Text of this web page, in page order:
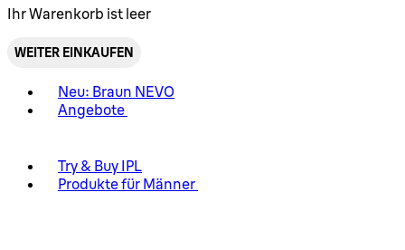
Ihr Warenkorb ist leer
WEITER EINKAUFEN
Neu: Braun NEVO
Angebote
Try & Buy IPL
Produkte für Männer